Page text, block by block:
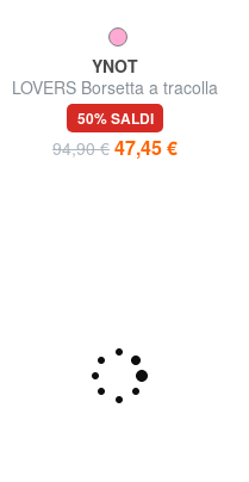
YNOT
LOVERS Borsetta a tracolla
50% SALDI
94,90 € 47,45 €